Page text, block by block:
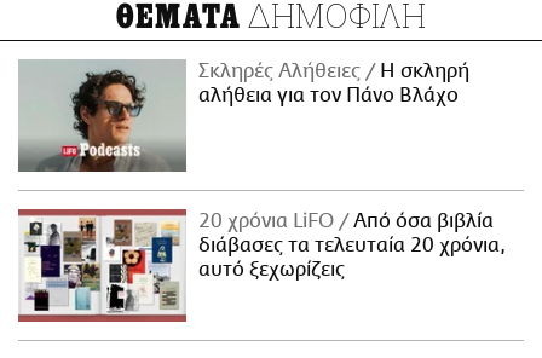
ΘΕΜΑΤΑ ΔΗΜΟΦΙΛΗ
Σκληρές Αλήθειες
H σκληρή
αλήθεια για τον Πάνο Βλάχο
20 χρόνια LiFO
Από όσα βιβλία
διάβασες τα τελευταία 20 χρόνια,
αυτό ξεχωρίζεις